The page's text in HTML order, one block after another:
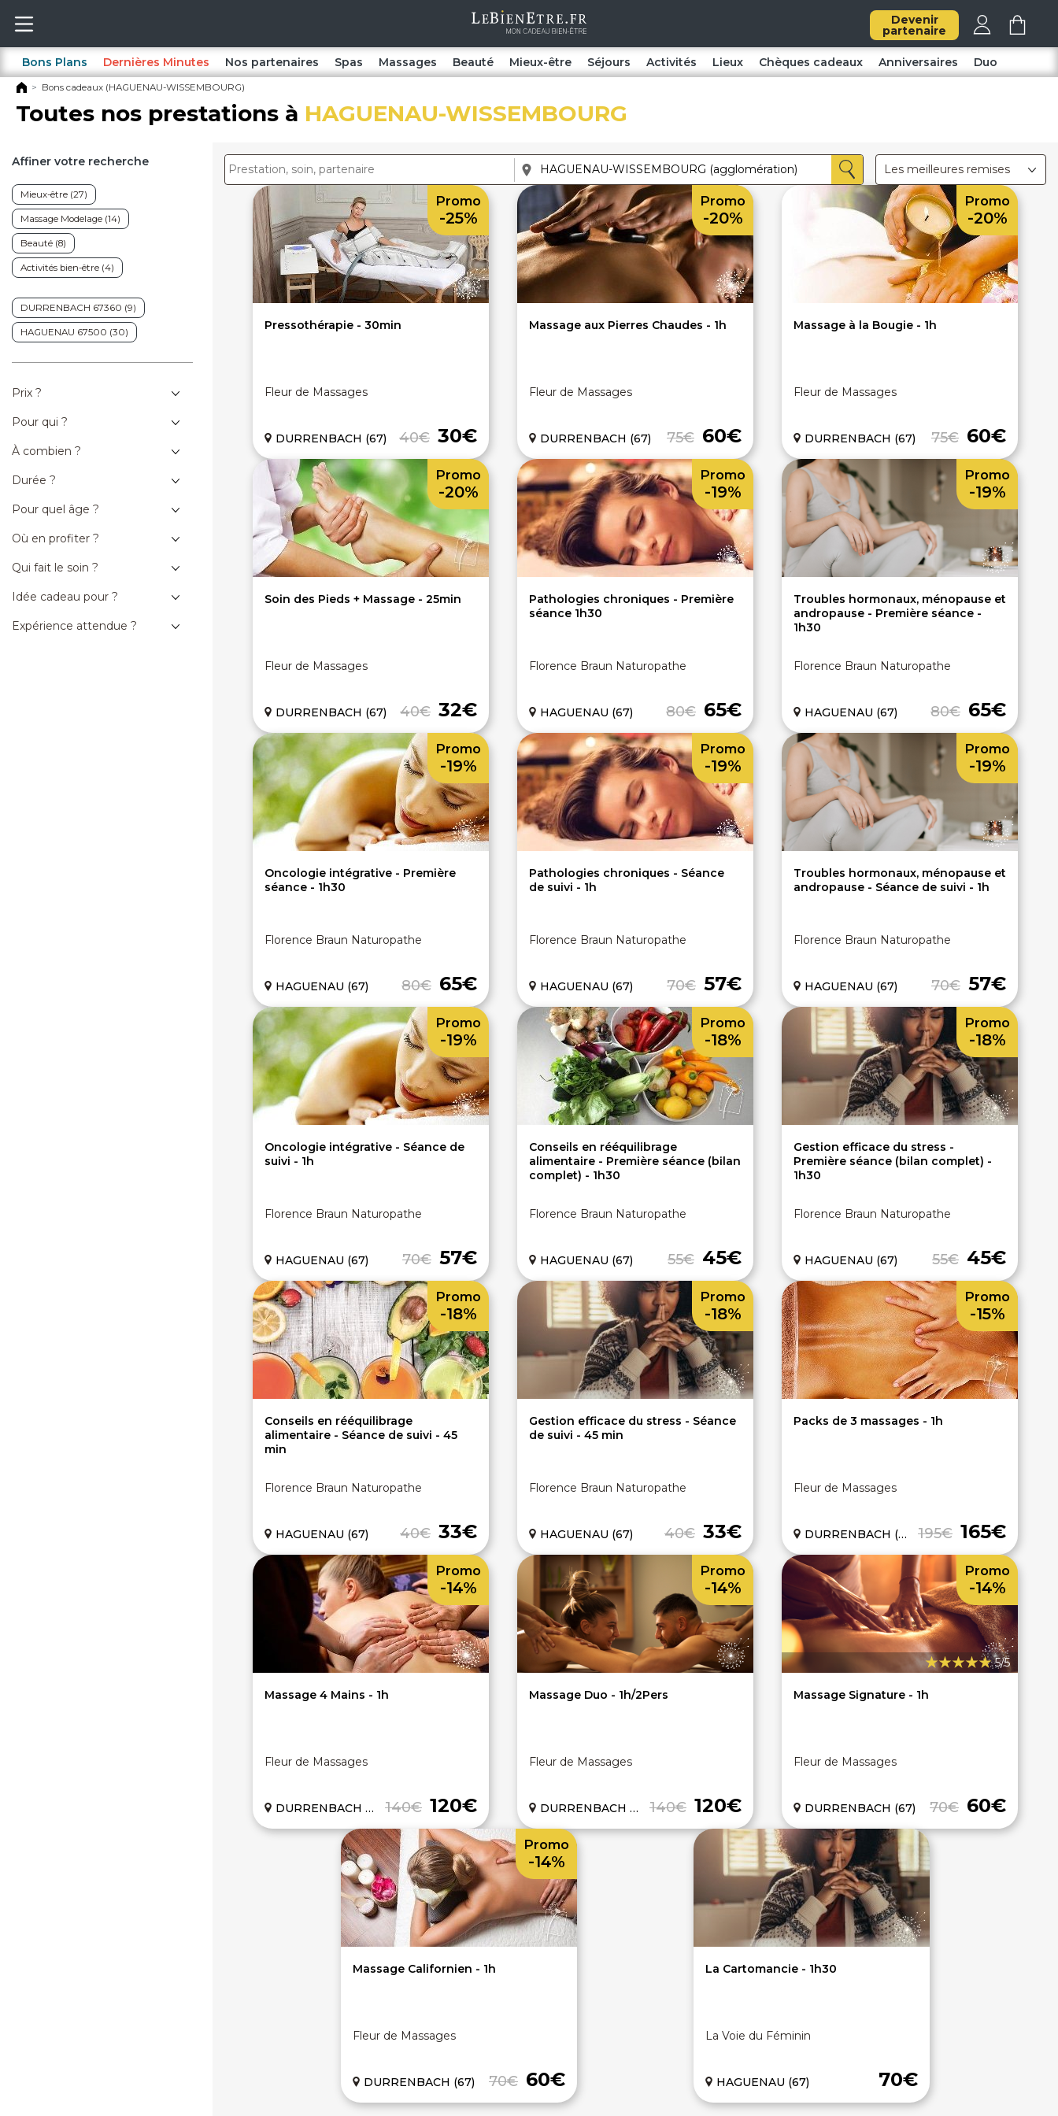
Devenir
partenaire
Bons Plans Dernières Minutes Nos partenaires Spas Massages Beauté Mieux-être Séjours Activités Lieux Chèques cadeaux Anniversaires Duo
Bons cadeaux (HAGUENAU-WISSEMBOURG)
Toutes nos prestations à HAGUENAU-WISSEMBOURG
Affiner votre recherche
Mieux-être (27)
Massage Modelage (14)
Beauté (8)
Activités bien-être (4)
DURRENBACH 67360 (9)
HAGUENAU 67500 (30)
Prix ?
Pour qui ?
À combien ?
Durée ?
Pour quel âge ?
Où en profiter ?
Qui fait le soin ?
Idée cadeau pour ?
Expérience attendue ?
Les meilleures remises
Pressothérapie - 30min
Fleur de Massages
40€ 30€
DURRENBACH (67)
Promo
-25%
Massage aux Pierres Chaudes - 1h
Fleur de Massages
75€ 60€
DURRENBACH (67)
Promo
-20%
Massage à la Bougie - 1h
Fleur de Massages
75€ 60€
DURRENBACH (67)
Promo
-20%
Soin des Pieds + Massage - 25min
Fleur de Massages
40€ 32€
DURRENBACH (67)
Promo
-20%
Pathologies chroniques - Première
séance 1h30
Florence Braun Naturopathe
80€ 65€
HAGUENAU (67)
Promo
-19%
Troubles hormonaux, ménopause et
andropause - Première séance -
1h30
Florence Braun Naturopathe
80€ 65€
HAGUENAU (67)
Promo
-19%
Oncologie intégrative - Première
séance - 1h30
Florence Braun Naturopathe
80€ 65€
HAGUENAU (67)
Promo
-19%
Pathologies chroniques - Séance
de suivi - 1h
Florence Braun Naturopathe
70€ 57€
HAGUENAU (67)
Promo
-19%
Troubles hormonaux, ménopause et
andropause - Séance de suivi - 1h
Florence Braun Naturopathe
70€ 57€
HAGUENAU (67)
Promo
-19%
Oncologie intégrative - Séance de
suivi - 1h
Florence Braun Naturopathe
70€ 57€
HAGUENAU (67)
Promo
-19%
Conseils en rééquilibrage
alimentaire - Première séance (bilan
complet) - 1h30
Florence Braun Naturopathe
55€ 45€
HAGUENAU (67)
Promo
-18%
Gestion efficace du stress -
Première séance (bilan complet) -
1h30
Florence Braun Naturopathe
55€ 45€
HAGUENAU (67)
Promo
-18%
Conseils en rééquilibrage
alimentaire - Séance de suivi - 45
min
Florence Braun Naturopathe
40€ 33€
HAGUENAU (67)
Promo
-18%
Gestion efficace du stress - Séance
de suivi - 45 min
Florence Braun Naturopathe
40€ 33€
HAGUENAU (67)
Promo
-18%
Packs de 3 massages - 1h
Fleur de Massages
195€ 165€
DURRENBACH (67)
Promo
-15%
Massage 4 Mains - 1h
Fleur de Massages
140€ 120€
DURRENBACH (67)
Promo
-14%
Massage Duo - 1h/2Pers
Fleur de Massages
140€ 120€
DURRENBACH (67)
Promo
-14%
5/5
Massage Signature - 1h
Fleur de Massages
70€ 60€
DURRENBACH (67)
Promo
-14%
Massage Californien - 1h
Fleur de Massages
70€ 60€
DURRENBACH (67)
Promo
-14%
La Cartomancie - 1h30
La Voie du Féminin
70€
HAGUENAU (67)